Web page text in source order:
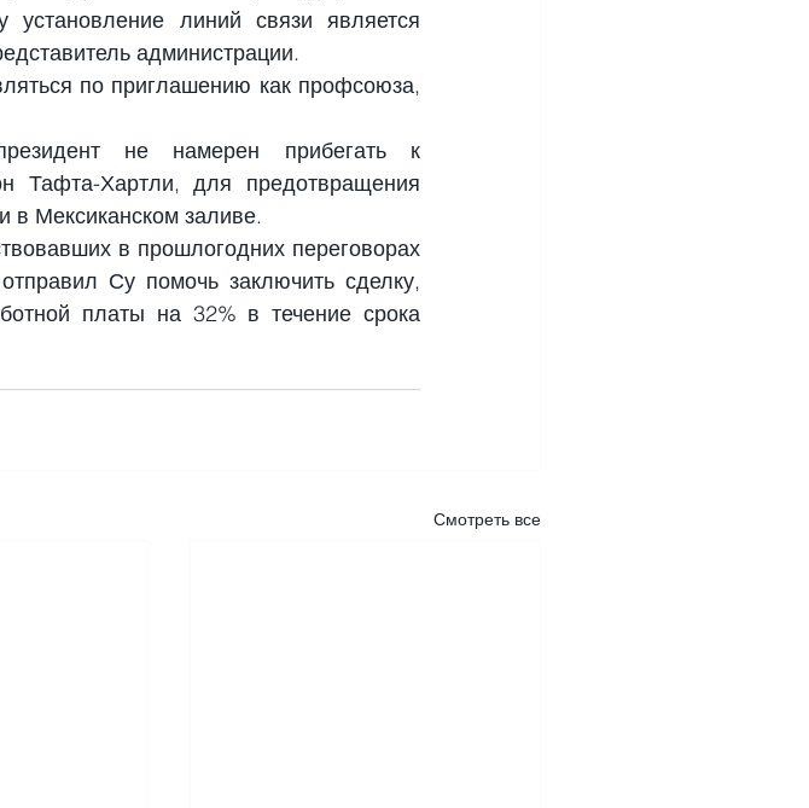
установление линий связи является
администрации.
по приглашению как профсоюза,
не намерен прибегать к
Тафта-Хартли, для предотвращения
в Мексиканском заливе.
в прошлогодних переговорах
Су помочь заключить сделку,
платы на 32% в течение срока
Смотреть все